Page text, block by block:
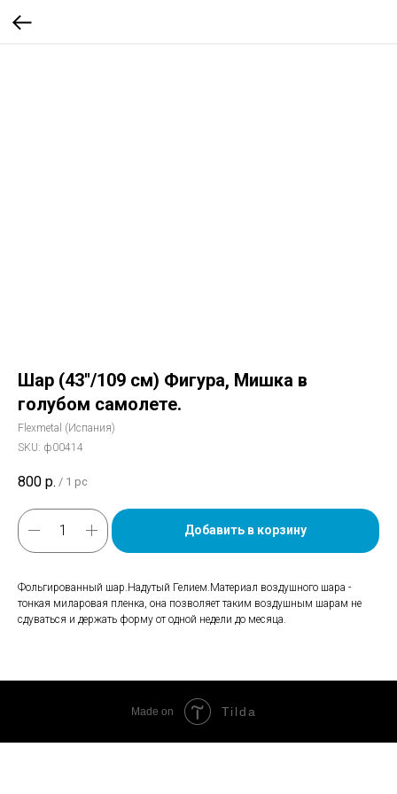
Шар (43''/109 см) Фигура, Мишка в
голубом самолете.
Flexmetal (Испания)
SKU: ф00414
800 р. / 1 pc
Добавить в корзину
Фольгированный шар.Надутый Гелием.Материал воздушного шара -
тонкая миларовая пленка, она позволяет таким воздушным шарам не
сдуваться и держать форму от одной недели до месяца.
Made on Tilda